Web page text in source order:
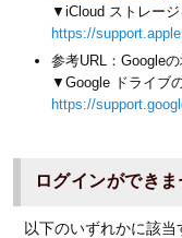
▼iCloud ストレージ
https://
参考URL：Google
▼Google ドライブ
https://
ログインができ
以下のいずれかに該当